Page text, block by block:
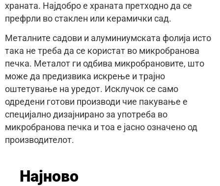
храната. Најдобро е храната претходно да се
префрли во стаклен или керамички сад.
Металните садови и алуминиумската фолија исто
така не треба да се користат во микробранова
печка. Металот ги одбива микробрановите, што
може да предизвика искрење и трајно
оштетување на уредот. Исклучок се само
одредени готови производи чие пакување е
специјално дизајнирано за употреба во
микробранова печка и тоа е јасно означено од
производителот.
Најново